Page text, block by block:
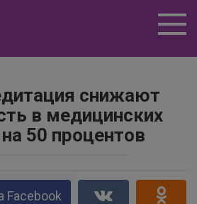
снижают
в медицинских
на 50 процентов
Facebook